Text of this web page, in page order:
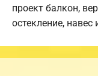
проект балкон,
остекление,